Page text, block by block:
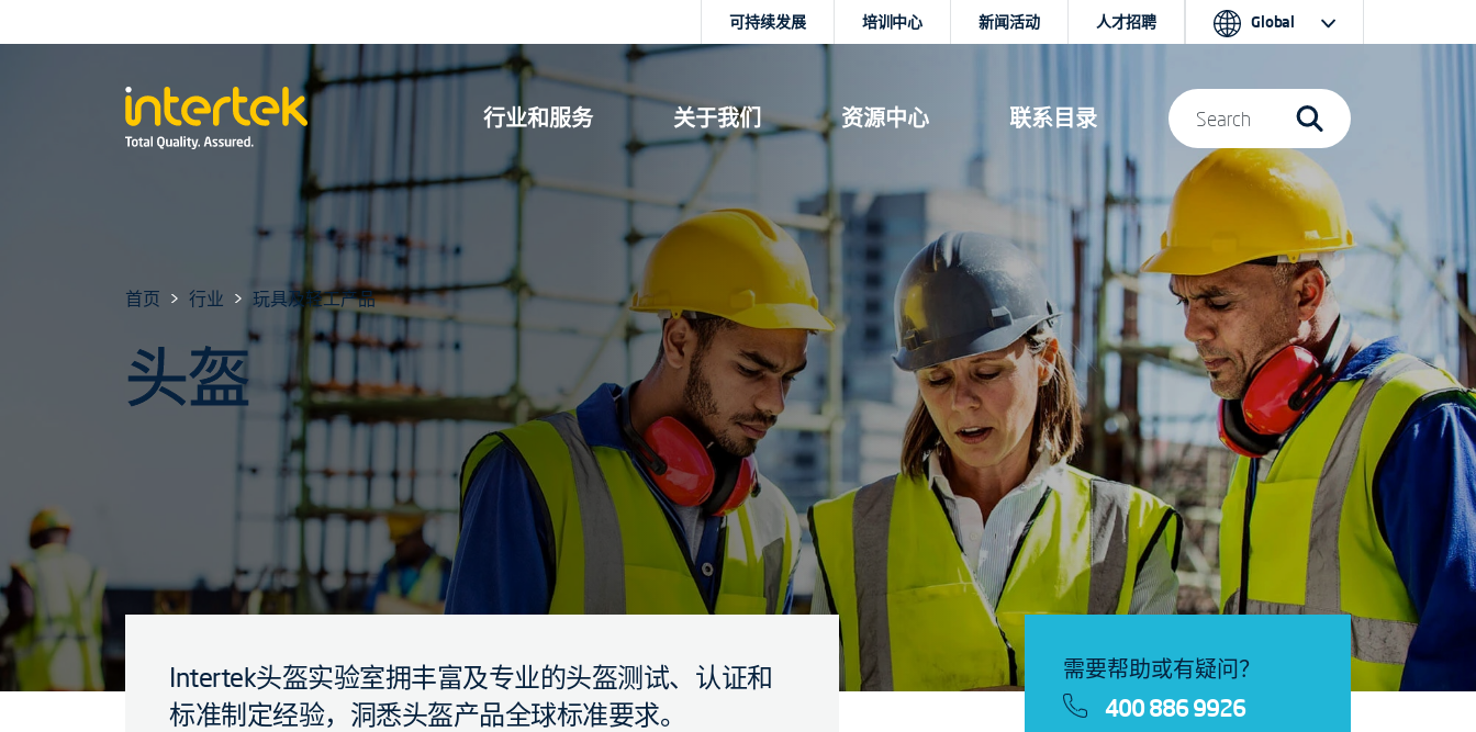
行业和服务 关于我们 资源中心 联系目录
可持续发展 培训中心 新闻活动 人才招聘 Global
Search
首页 行业 玩具及轻工产品
头盔
Intertek头盔实验室拥丰富及专业的头盔测试、认证和
标准制定经验，洞悉头盔产品全球标准要求。
需要帮助或有疑问？
400 886 9926